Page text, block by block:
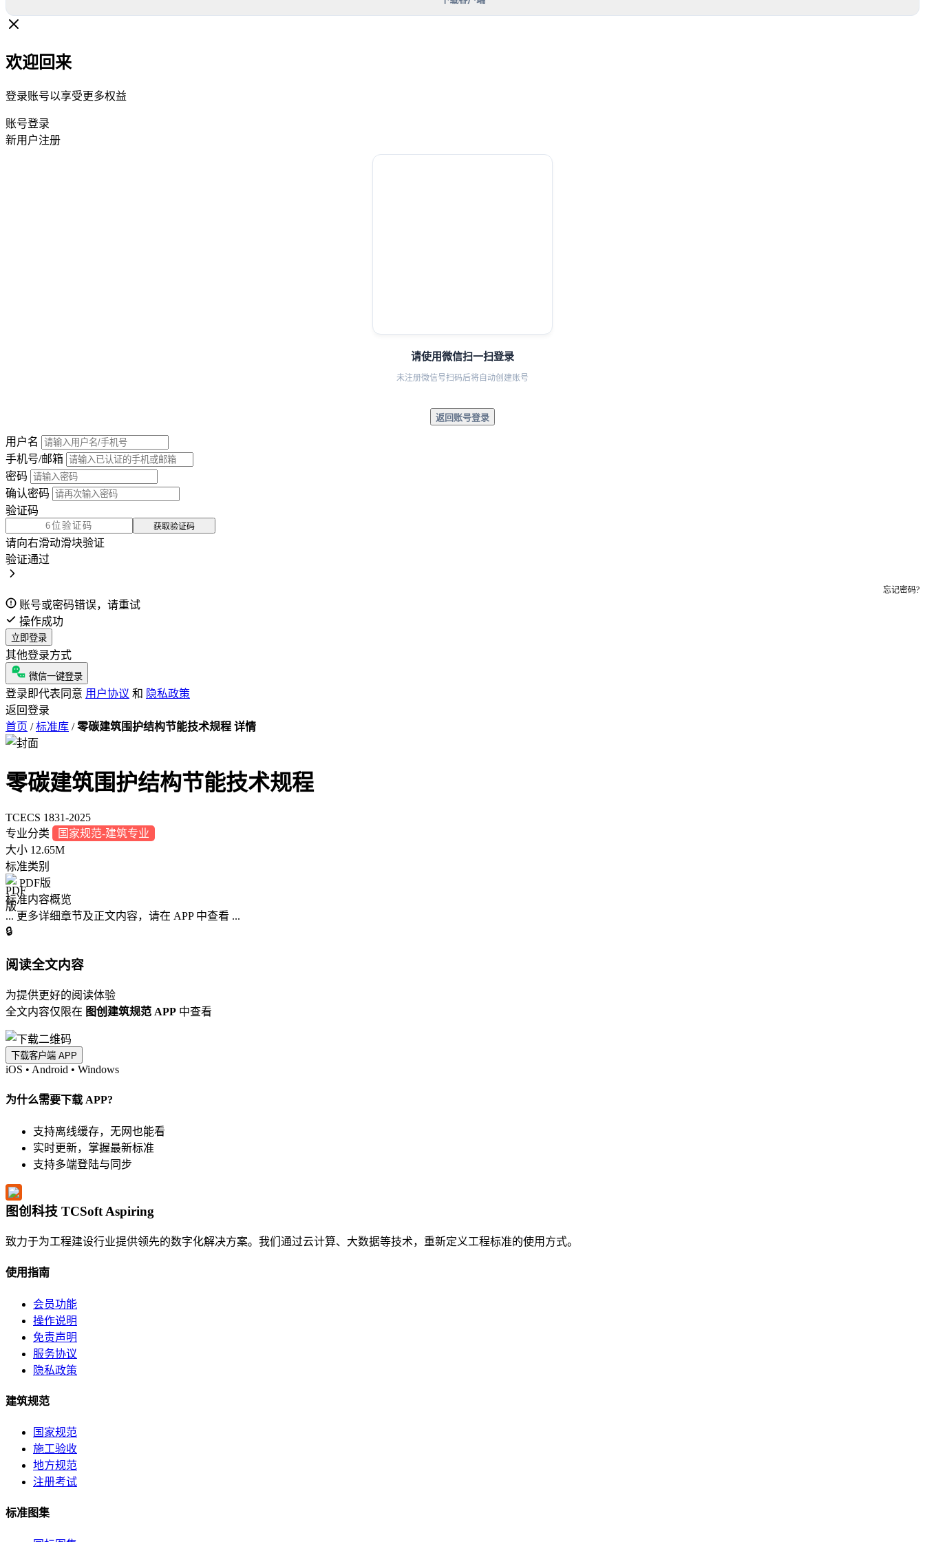
欢迎回来
登录账号以享受更多权益
账号登录
新用户注册
请使用微信扫一扫登录
未注册微信号扫码后将自动创建账号
返回账号登录
用户名
手机号/邮箱
密码
确认密码
验证码
获取验证码
请向右滑动滑块验证
验证通过
忘记密码?
账号或密码错误，请重试
操作成功
立即登录
其他登录方式
微信一键登录
登录即代表同意 用户协议 和 隐私政策
返回登录
首页 / 标准库 / 零碳建筑围护结构节能技术规程 详情
零碳建筑围护结构节能技术规程
TCECS 1831-2025
专业分类
国家规范-建筑专业
大小 12.65M
标准类别
PDF版
标准内容概览
... 更多详细章节及正文内容，请在 APP 中查看 ...
🔒
阅读全文内容
为提供更好的阅读体验
全文内容仅限在 图创建筑规范 APP 中查看
下载客户端 APP
iOS • Android • Windows
为什么需要下载 APP?
支持离线缓存，无网也能看
实时更新，掌握最新标准
支持多端登陆与同步
图创科技 TCSoft Aspiring
致力于为工程建设行业提供领先的数字化解决方案。我们通过云计算、大数据等技术，重新定义工程标准的使用方式。
使用指南
会员功能
操作说明
免责声明
服务协议
隐私政策
建筑规范
国家规范
施工验收
地方规范
注册考试
标准图集